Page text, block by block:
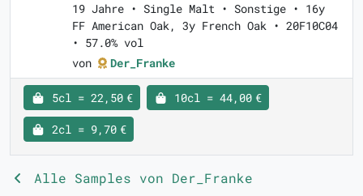
19 Jahre • Single Malt • Sonstige • 16y
FF American Oak, 3y French Oak • 20F10C04
• 57.0% vol
von
Der_Franke
5cl = 22,50 € 10cl = 44,00 €
2cl = 9,70 €
Alle Samples von Der_Franke